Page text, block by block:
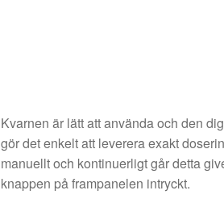
Kvarnen är lätt att använda och den
gör det enkelt att leverera exakt
manuellt och kontinuerligt går detta
knappen på frampanelen intryckt.